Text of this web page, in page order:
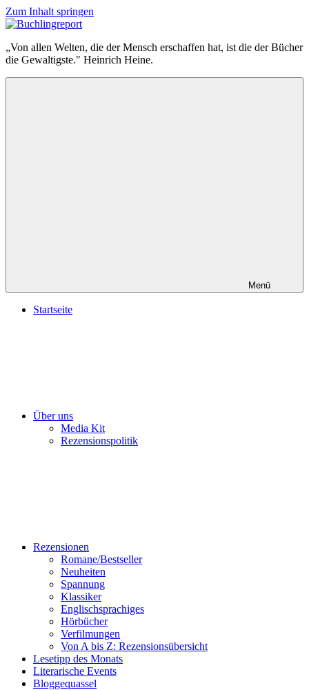
Zum Inhalt springen
Buchlingreport
„Von allen Welten, die der Mensch erschaffen hat, ist die der Bücher
die Gewaltigste." Heinrich Heine.
Menü
Startseite
Über uns
Media Kit
Rezensionspolitik
Rezensionen
Romane/Bestseller
Neuheiten
Spannung
Klassiker
Englischsprachiges
Hörbücher
Verfilmungen
Von A bis Z: Rezensionsübersicht
Lesetipp des Monats
Literarische Events
Bloggequassel